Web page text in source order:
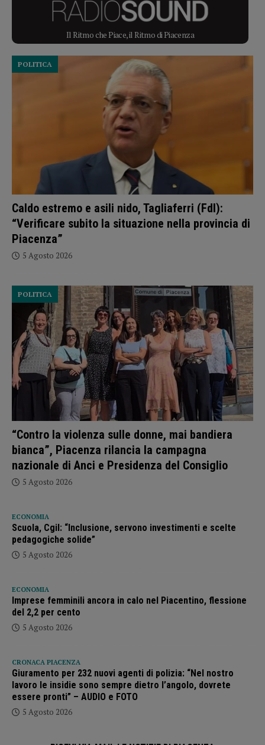
Il Ritmo che Piace, il Ritmo di Piacenza
Caldo estremo e asili nido, Tagliaferri (FdI):
“Verificare subito la situazione nella provincia di
Piacenza”
POLITICA
5 Agosto 2026
“Contro la violenza sulle donne, mai bandiera
bianca”, Piacenza rilancia la campagna
nazionale di Anci e Presidenza del Consiglio
POLITICA
5 Agosto 2026
ECONOMIA
Scuola, Cgil: “Inclusione, servono investimenti e scelte
pedagogiche solide”
5 Agosto 2026
ECONOMIA
Imprese femminili ancora in calo nel Piacentino, flessione
del 2,2 per cento
5 Agosto 2026
CRONACA PIACENZA
Giuramento per 232 nuovi agenti di polizia: “Nel nostro
lavoro le insidie sono sempre dietro l’angolo, dovrete
essere pronti” – AUDIO e FOTO
5 Agosto 2026